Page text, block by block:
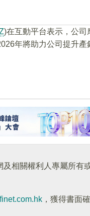
)在互動平台表示，公司
年將助力公司提升產
相關權利人專屬所有
，獲得書面